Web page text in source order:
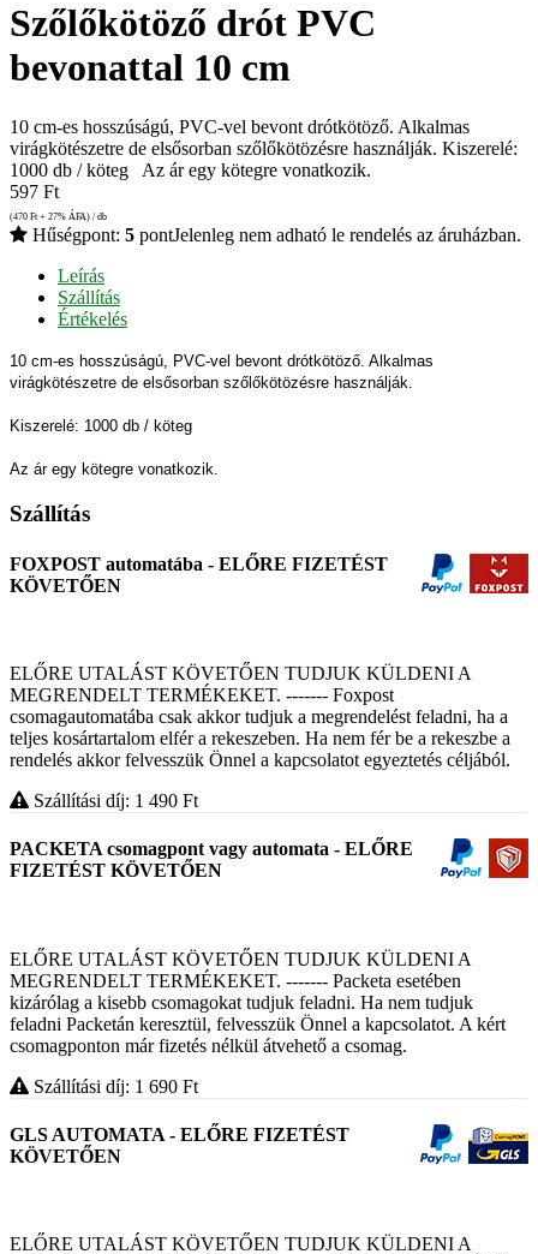
Szőlőkötöző drót PVC
bevonattal 10 cm
10 cm-es hosszúságú, PVC-vel bevont drótkötöző. Alkalmas
virágkötészetre de elsősorban szőlőkötözésre használják. Kiszerelé:
1000 db / köteg Az ár egy kötegre vonatkozik.
597 Ft
(470 Ft + 27% ÁFA) / db
Hűségpont: 5 pontJelenleg nem adható le rendelés az áruházban.
Leírás
Szállítás
Értékelés
10 cm-es hosszúságú, PVC-vel bevont drótkötöző. Alkalmas
virágkötészetre de elsősorban szőlőkötözésre használják.
Kiszerelé: 1000 db / köteg
Az ár egy kötegre vonatkozik.
Szállítás
FOXPOST automatába - ELŐRE FIZETÉST
KÖVETŐEN
ELŐRE UTALÁST KÖVETŐEN TUDJUK KÜLDENI A
MEGRENDELT TERMÉKEKET. ------- Foxpost
csomagautomatába csak akkor tudjuk a megrendelést feladni, ha a
teljes kosártartalom elfér a rekeszeben. Ha nem fér be a rekeszbe a
rendelés akkor felvesszük Önnel a kapcsolatot egyeztetés céljából.
Szállítási díj: 1 490 Ft
PACKETA csomagpont vagy automata - ELŐRE
FIZETÉST KÖVETŐEN
ELŐRE UTALÁST KÖVETŐEN TUDJUK KÜLDENI A
MEGRENDELT TERMÉKEKET. ------- Packeta esetében
kizárólag a kisebb csomagokat tudjuk feladni. Ha nem tudjuk
feladni Packetán keresztül, felvesszük Önnel a kapcsolatot. A kért
csomagponton már fizetés nélkül átvehető a csomag.
Szállítási díj: 1 690 Ft
GLS AUTOMATA - ELŐRE FIZETÉST
KÖVETŐEN
ELŐRE UTALÁST KÖVETŐEN TUDJUK KÜLDENI A